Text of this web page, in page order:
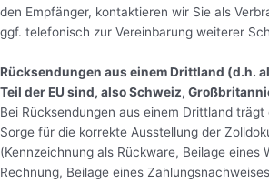
den Empfänger, kontaktieren wir Sie als
ggf. telefonisch zur Vereinbarung weiterer
Rücksendungen aus einem Drittland (d.h.
Teil der EU sind, also Schweiz,
Bei Rücksendungen aus einem Drittland
Sorge für die korrekte Ausstellung der
(Kennzeichnung als Rückware, Beilage eines
Rechnung, Beilage eines